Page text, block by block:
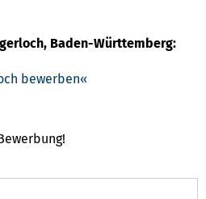
Baden-Württemberg:
bewerben